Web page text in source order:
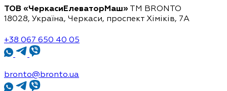
ТОВ «ЧеркасиЕлеваторМаш» ТМ BRONTO
18028, Україна, Черкаси, проспект Хіміків, 7А
+38 067 650 40 05
bronto@bronto.ua